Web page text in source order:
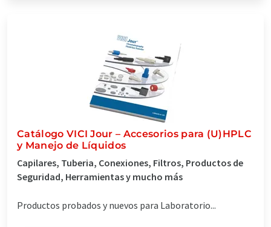
Catálogo VICI Jour – Accesorios para (U)HPLC
y Manejo de Líquidos
Capilares, Tuberia, Conexiones, Filtros, Productos de
Seguridad, Herramientas y mucho más
Productos probados y nuevos para Laboratorio...